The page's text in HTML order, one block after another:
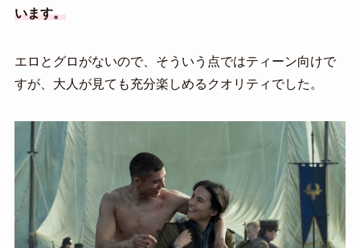
います。
エロとグロがないので、そういう点ではティーン向けで
すが、大人が見ても充分楽しめるクオリティでした。